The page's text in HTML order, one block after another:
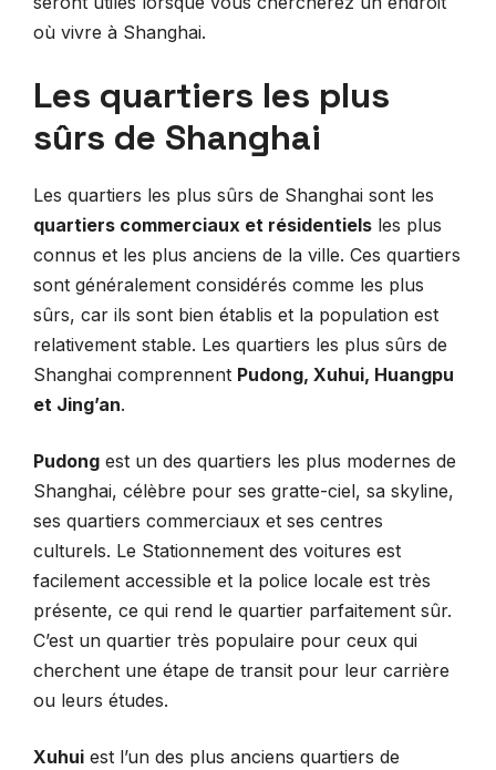
où vivre à Shanghai.
Les quartiers les plus
sûrs de Shanghai
Les quartiers les plus sûrs de Shanghai sont les
quartiers commerciaux et résidentiels les plus
connus et les plus anciens de la ville. Ces quartiers
sont généralement considérés comme les plus
sûrs, car ils sont bien établis et la population est
relativement stable. Les quartiers les plus sûrs de
Shanghai comprennent Pudong, Xuhui, Huangpu
et Jing’an.
Pudong est un des quartiers les plus modernes de
Shanghai, célèbre pour ses gratte-ciel, sa skyline,
ses quartiers commerciaux et ses centres
culturels. Le Stationnement des voitures est
facilement accessible et la police locale est très
présente, ce qui rend le quartier parfaitement sûr.
C’est un quartier très populaire pour ceux qui
cherchent une étape de transit pour leur carrière
ou leurs études.
Xuhui est l’un des plus anciens quartiers de